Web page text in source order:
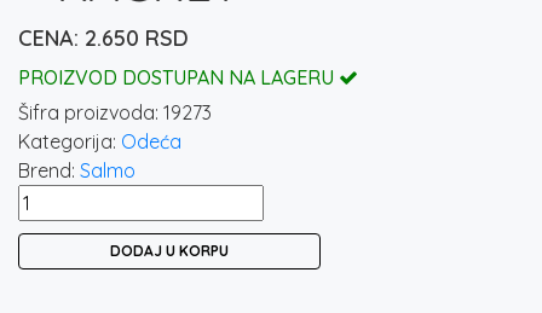
2.650 RSD
PROIZVOD DOSTUPAN NA LAGERU
Šifra proizvoda: 19273
Kategorija: Odeća
Brend: Salmo
SALMO
TRUCKER
DODAJ U KORPU